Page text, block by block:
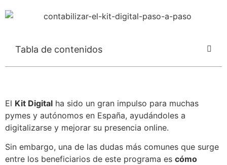
Tabla de contenidos
El Kit Digital ha sido un gran impulso para muchas
pymes y autónomos en España, ayudándoles a
digitalizarse y mejorar su presencia online.
Sin embargo, una de las dudas más comunes que surge
entre los beneficiarios de este programa es cómo